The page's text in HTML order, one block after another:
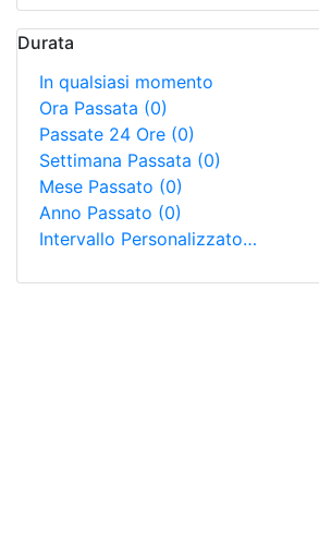
Durata
In qualsiasi momento
Ora Passata (0)
Passate 24 Ore (0)
Settimana Passata (0)
Mese Passato (0)
Anno Passato (0)
Intervallo Personalizzato…